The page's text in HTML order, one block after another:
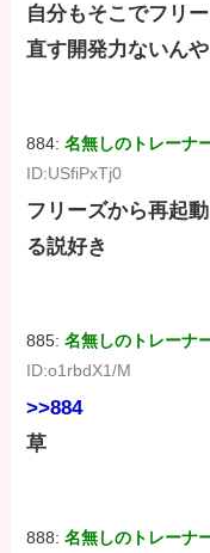
自分もそこでフリ
直す開発力ないん
884:名無しのトレーナ
ID:USfiPxTj0
フリーズから再起
る説好き
885:名無しのトレーナ
ID:o1rbdX1/M
>>884
草
888:名無しのトレーナ